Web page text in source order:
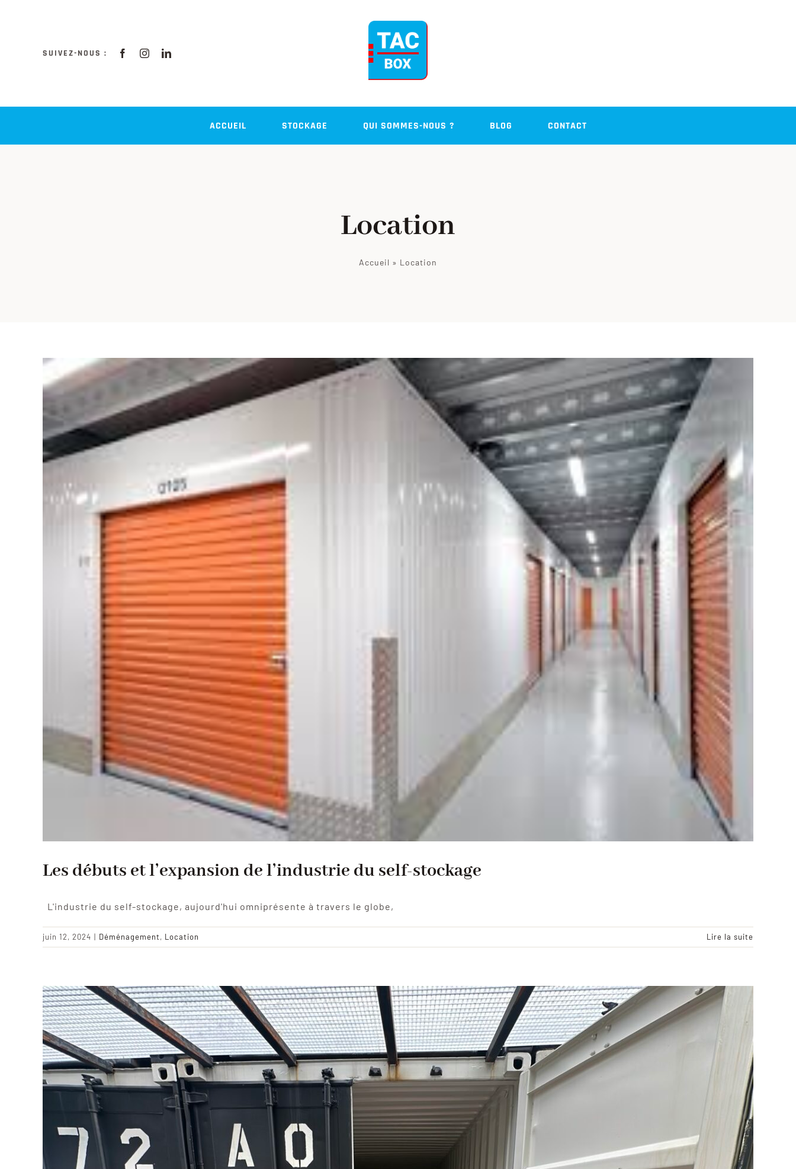
SUIVEZ-NOUS :
ACCUEIL STOCKAGE QUI SOMMES-NOUS ? BLOG CONTACT
Location
Accueil » Location
Les débuts et l’expansion de l’industrie du self-stockage
L'industrie du self-stockage, aujourd'hui omniprésente à travers le globe,
juin 12, 2024 | Déménagement, Location Lire la suite